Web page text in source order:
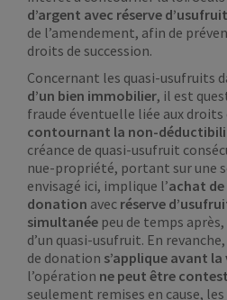
d’argent avec réserve d’usufruit
de l’amendement, afin de
droits de succession.
Concernant les quasi-usufruits
d’un bien immobilier, il est
fraude éventuelle liée aux droits
contournant la non-
créance de quasi-usufruit
nue-propriété, portant sur une
envisagé ici, implique l’achat
donation avec réserve
simultanée peu de temps
d’un quasi-usufruit. En
de donation s’applique avant
l’opération ne peut être
seulement remises en cause,